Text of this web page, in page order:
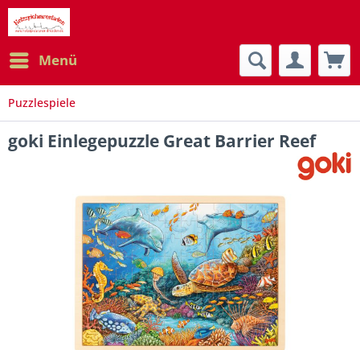
Menü
Puzzlespiele
goki Einlegepuzzle Great Barrier Reef